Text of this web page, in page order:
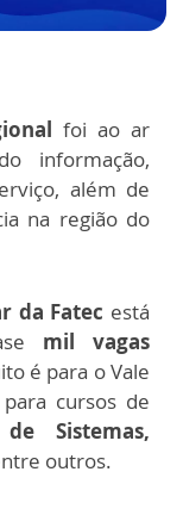
foi ao ar
informação,
além de
na região do
da Fatec está
mil vagas
é para o Vale
cursos de
Sistemas,
outros.